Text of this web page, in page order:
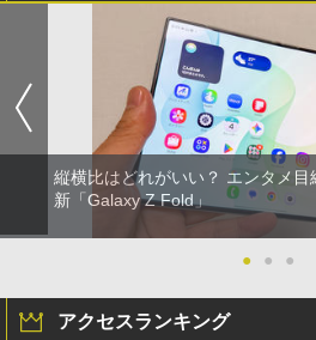
縦横比はどれがいい？ エンタメ
新「Galaxy Z Fold」
● ● ●
アクセスランキング